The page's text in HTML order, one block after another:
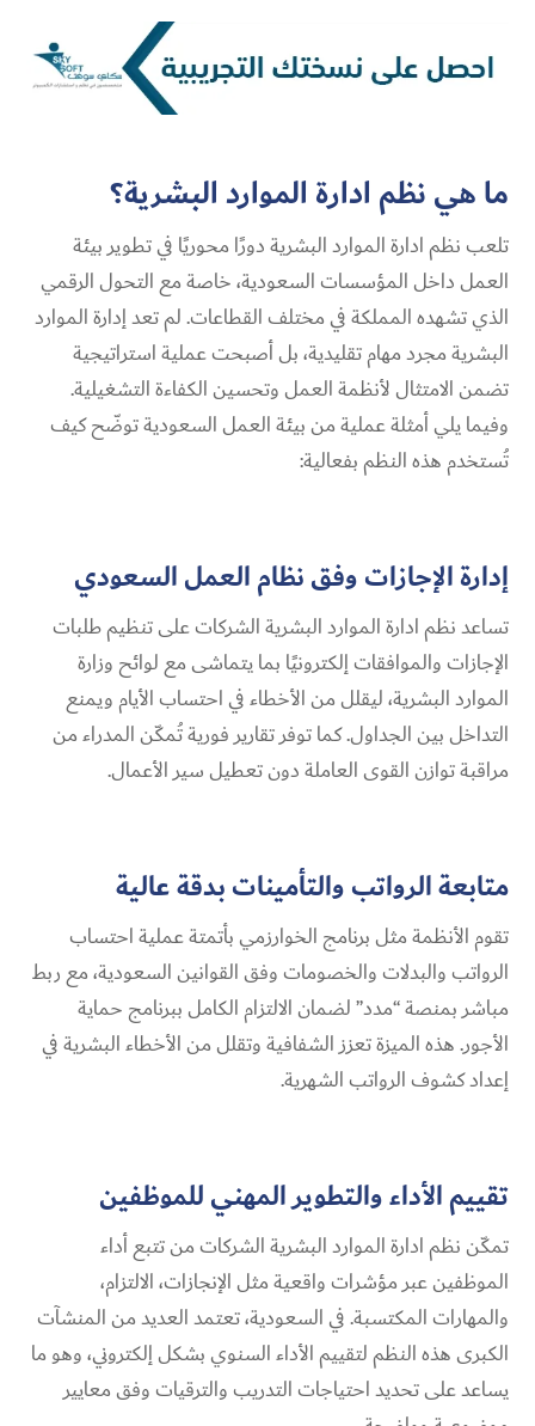
ما هي نظم ادارة الموارد البشرية؟
تلعب نظم ادارة الموارد البشرية دورًا محوريًا في تطوير بيئة
العمل داخل المؤسسات السعودية، خاصة مع التحول الرقمي
الذي تشهده المملكة في مختلف القطاعات. لم تعد إدارة الموارد
البشرية مجرد مهام تقليدية، بل أصبحت عملية استراتيجية
تضمن الامتثال لأنظمة العمل وتحسين الكفاءة التشغيلية.
وفيما يلي أمثلة عملية من بيئة العمل السعودية توضّح كيف
تُستخدم هذه النظم بفعالية:
إدارة الإجازات وفق نظام العمل السعودي
تساعد نظم ادارة الموارد البشرية الشركات على تنظيم طلبات
الإجازات والموافقات إلكترونيًا بما يتماشى مع لوائح وزارة
الموارد البشرية، ليقلل من الأخطاء في احتساب الأيام ويمنع
التداخل بين الجداول. كما توفر تقارير فورية تُمكّن المدراء من
مراقبة توازن القوى العاملة دون تعطيل سير الأعمال.
متابعة الرواتب والتأمينات بدقة عالية
تقوم الأنظمة مثل برنامج الخوارزمي بأتمتة عملية احتساب
الرواتب والبدلات والخصومات وفق القوانين السعودية، مع ربط
مباشر بمنصة “مدد” لضمان الالتزام الكامل ببرنامج حماية
الأجور. هذه الميزة تعزز الشفافية وتقلل من الأخطاء البشرية في
إعداد كشوف الرواتب الشهرية.
تقييم الأداء والتطوير المهني للموظفين
تمكّن نظم ادارة الموارد البشرية الشركات من تتبع أداء
الموظفين عبر مؤشرات واقعية مثل الإنجازات، الالتزام،
والمهارات المكتسبة. في السعودية، تعتمد العديد من المنشآت
الكبرى هذه النظم لتقييم الأداء السنوي بشكل إلكتروني، وهو ما
يساعد على تحديد احتياجات التدريب والترقيات وفق معايير